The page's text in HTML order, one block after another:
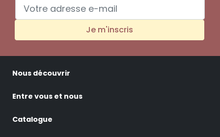
Je m'inscris
Nous découvrir
Entre vous et nous
Catalogue